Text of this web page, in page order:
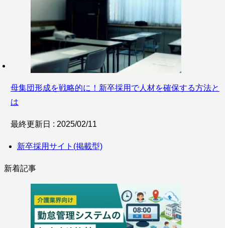
母集団形成を戦略的に！新卒採用で人材を確保する方法と
は
最終更新日 : 2025/02/11
新卒採用サイト(掲載型)
新着記事